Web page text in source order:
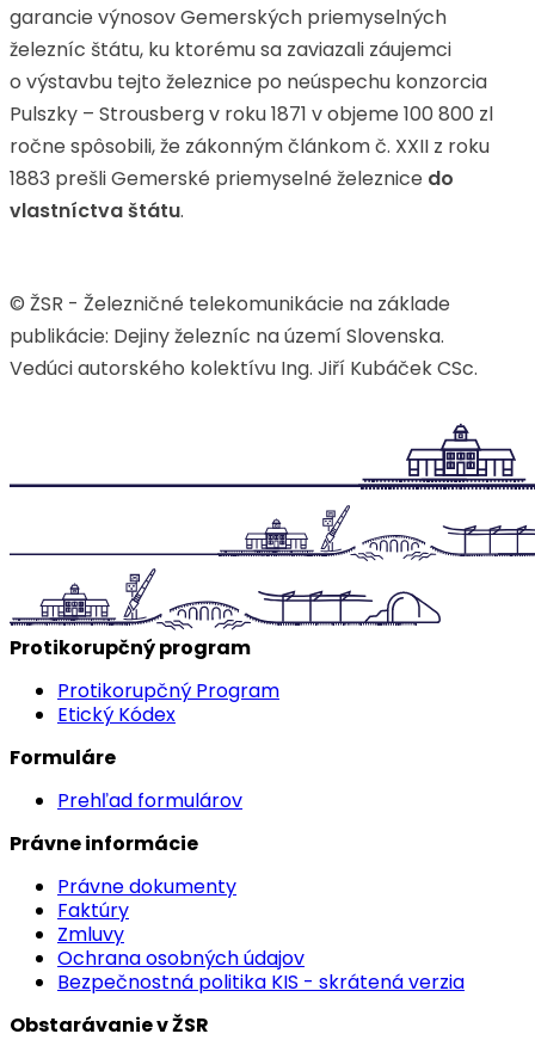
garancie výnosov Gemerských priemyselných
železníc štátu, ku ktorému sa zaviazali záujemci
o výstavbu tejto železnice po neúspechu konzorcia
Pulszky – Strousberg v roku 1871 v objeme 100 800 zl
ročne spôsobili, že zákonným článkom č. XXII z roku
1883 prešli Gemerské priemyselné železnice do
vlastníctva štátu.
© ŽSR - Železničné telekomunikácie na základe
publikácie: Dejiny železníc na území Slovenska.
Vedúci autorského kolektívu Ing. Jiří Kubáček CSc.
Protikorupčný program
Protikorupčný Program
Etický Kódex
Formuláre
Prehľad formulárov
Právne informácie
Právne dokumenty
Faktúry
Zmluvy
Ochrana osobných údajov
Bezpečnostná politika KIS - skrátená verzia
Obstarávanie v ŽSR